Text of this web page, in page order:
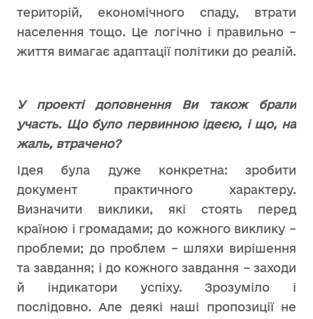
територій, економічного спаду, втрати
населення тощо. Це логічно і правильно –
життя вимагає адаптації політики до реалій.
У проекті доповнення Ви також брали
участь. Що було первинною ідеєю, і що, на
жаль, втрачено?
Ідея була дуже конкретна: зробити
документ практичного характеру.
Визначити виклики, які стоять перед
країною і громадами; до кожного виклику –
проблеми; до проблем – шляхи вирішення
та завдання; і до кожного завдання – заходи
й індикатори успіху. Зрозуміло і
послідовно. Але деякі наші пропозиції не